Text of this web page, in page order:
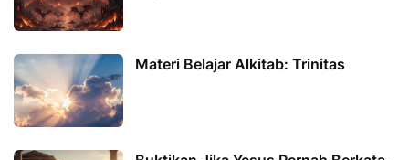
Materi Belajar Alkitab: Trinitas